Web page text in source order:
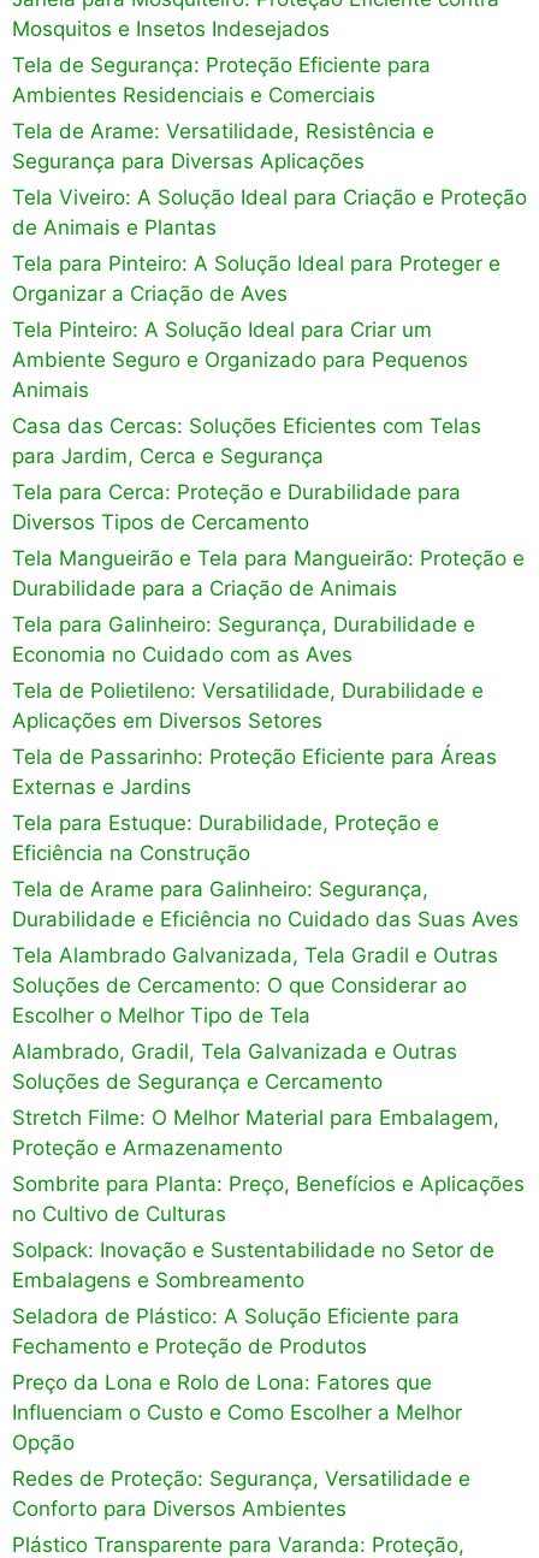
Mosquitos e Insetos Indesejados
Tela de Segurança: Proteção Eficiente para
Ambientes Residenciais e Comerciais
Tela de Arame: Versatilidade, Resistência e
Segurança para Diversas Aplicações
Tela Viveiro: A Solução Ideal para Criação e Proteção
de Animais e Plantas
Tela para Pinteiro: A Solução Ideal para Proteger e
Organizar a Criação de Aves
Tela Pinteiro: A Solução Ideal para Criar um
Ambiente Seguro e Organizado para Pequenos
Animais
Casa das Cercas: Soluções Eficientes com Telas
para Jardim, Cerca e Segurança
Tela para Cerca: Proteção e Durabilidade para
Diversos Tipos de Cercamento
Tela Mangueirão e Tela para Mangueirão: Proteção e
Durabilidade para a Criação de Animais
Tela para Galinheiro: Segurança, Durabilidade e
Economia no Cuidado com as Aves
Tela de Polietileno: Versatilidade, Durabilidade e
Aplicações em Diversos Setores
Tela de Passarinho: Proteção Eficiente para Áreas
Externas e Jardins
Tela para Estuque: Durabilidade, Proteção e
Eficiência na Construção
Tela de Arame para Galinheiro: Segurança,
Durabilidade e Eficiência no Cuidado das Suas Aves
Tela Alambrado Galvanizada, Tela Gradil e Outras
Soluções de Cercamento: O que Considerar ao
Escolher o Melhor Tipo de Tela
Alambrado, Gradil, Tela Galvanizada e Outras
Soluções de Segurança e Cercamento
Stretch Filme: O Melhor Material para Embalagem,
Proteção e Armazenamento
Sombrite para Planta: Preço, Benefícios e Aplicações
no Cultivo de Culturas
Solpack: Inovação e Sustentabilidade no Setor de
Embalagens e Sombreamento
Seladora de Plástico: A Solução Eficiente para
Fechamento e Proteção de Produtos
Preço da Lona e Rolo de Lona: Fatores que
Influenciam o Custo e Como Escolher a Melhor
Opção
Redes de Proteção: Segurança, Versatilidade e
Conforto para Diversos Ambientes
Plástico Transparente para Varanda: Proteção,